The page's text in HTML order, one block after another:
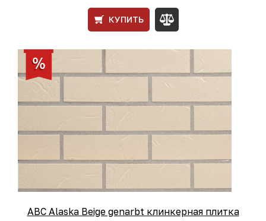
КУПИТЬ
ABC Alaska Beige genarbt клинкерная плитка